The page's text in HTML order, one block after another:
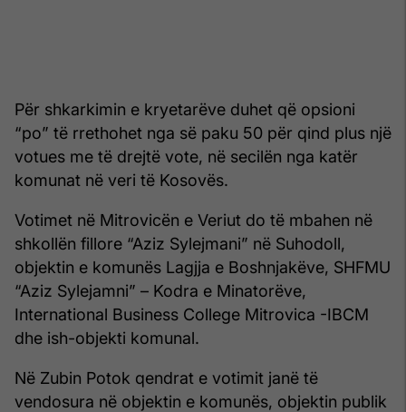
Për shkarkimin e kryetarëve duhet që opsioni
“po” të rrethohet nga së paku 50 për qind plus një
votues me të drejtë vote, në secilën nga katër
komunat në veri të Kosovës.
Votimet në Mitrovicën e Veriut do të mbahen në
shkollën fillore “Aziz Sylejmani” në Suhodoll,
objektin e komunës Lagjja e Boshnjakëve, SHFMU
“Aziz Sylejamni” – Kodra e Minatorëve,
International Business College Mitrovica -IBCM
dhe ish-objekti komunal.
Në Zubin Potok qendrat e votimit janë të
vendosura në objektin e komunës, objektin publik